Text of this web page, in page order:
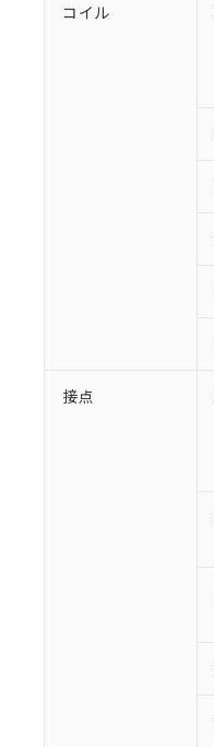
コイル
接点